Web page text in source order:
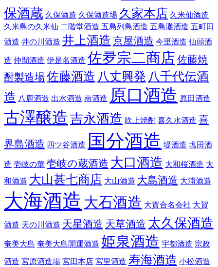
保酒蔵 久保酒造 久保酒造場 久家本店 久米仙酒造
久米島の久米仙 二階堂酒造 五島列島酒造 五島灘酒造 五町田
酒造 井の川酒造 井上酒造 京屋酒造 今里酒造 仙頭酒
造 仲間酒造 伊是名酒造 佐夛宗二商店 佐藤焼
酎製造場佐藤酒造 八丈興発 八千代伝酒
造 八鹿酒造 出水酒造 南酒造 原口酒造 原田酒造
古澤醸造 吉永酒造 吹上焼酎 喜久水酒造 喜
界島酒造 四ツ谷酒造 国分酒造 堤酒造 塩田酒
造 壱岐の華 壱岐の蔵酒造 大口酒造 大和桜酒造 大
和酒造 大山甚七商店 大山酒造 大島酒造 大浦酒造
大海酒造 大石酒造 大賀合名会社 大賀
酒造 天の川酒造 天星酒造 天草酒造 太久保酒造
奄美大島 奄美大島開運酒造 姫泉酒造 宇都酒造 宗政
酒造 宮原酒造場 宮田本店 宮里酒造 寿海酒造 小松酒造